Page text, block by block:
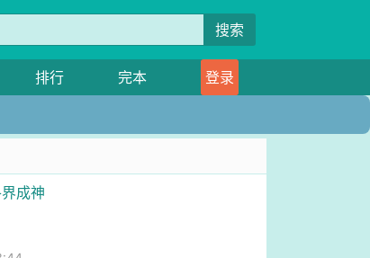
搜索
排行 完本 登录
成神